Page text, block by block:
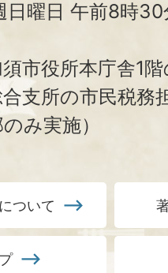
日曜日 午前8時
市役所本庁舎1
支所の市民税務
み実施）
ついて